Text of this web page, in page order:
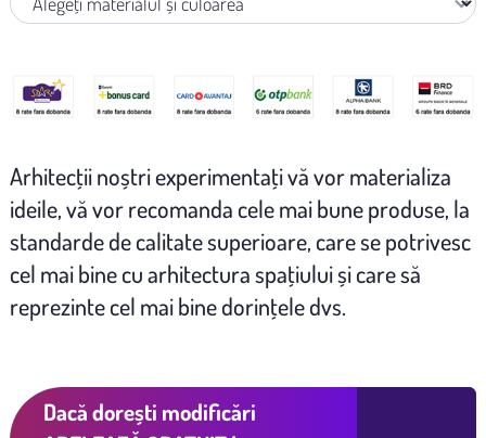
Arhitecţii noștri experimentaţi vă vor materializa
ideile, vă vor recomanda cele mai bune produse, la
standarde de calitate superioare, care se potrivesc
cel mai bine cu arhitectura spaţiului și care să
reprezinte cel mai bine dorinţele dvs.
Dacă dorești modificări